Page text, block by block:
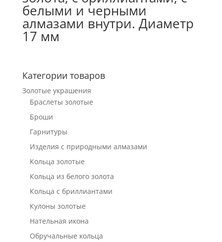
белыми и черными
алмазами внутри. Диаметр
17 мм
Категории товаров
Золотые украшения
Браслеты золотые
Броши
Гарнитуры
Изделия с природными алмазами
Кольца золотые
Кольца из белого золота
Кольца с бриллиантами
Кулоны золотые
Нательная икона
Обручальные кольца